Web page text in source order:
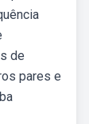
de
pares e